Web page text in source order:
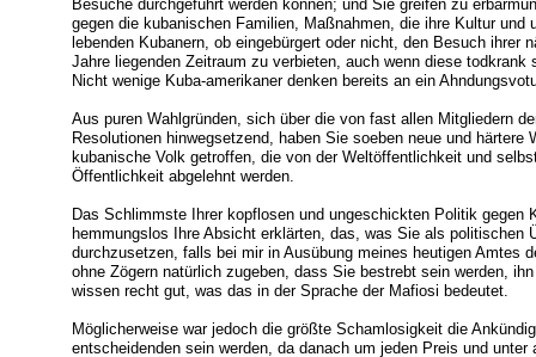
Besuche durchgeführt werden können; und Sie greifen zu
gegen die kubanischen Familien, Maßnahmen, die ihre Kultur und
lebenden Kubanern, ob eingebürgert oder nicht, den Besuch ihrer
Jahre liegenden Zeitraum zu verbieten, auch wenn diese
Nicht wenige Kuba-amerikaner denken bereits an ein
Aus puren Wahlgründen, sich über die von fast allen Mitgliedern
Resolutionen hinwegsetzend, haben Sie soeben neue und härtere
kubanische Volk getroffen, die von der Weltöffentlichkeit und
Öffentlichkeit abgelehnt werden.
Das Schlimmste Ihrer kopflosen und ungeschickten Politik gegen
hemmungslos Ihre Absicht erklärten, das, was Sie als politischen
durchzusetzen, falls bei mir in Ausübung meines heutigen Amtes
ohne Zögern natürlich zugeben, dass Sie bestrebt sein werden,
wissen recht gut, was das in der Sprache der Mafiosi bedeutet.
Möglicherweise war jedoch die größte Schamlosigkeit die
entscheidenden sein werden, da danach um jeden Preis und